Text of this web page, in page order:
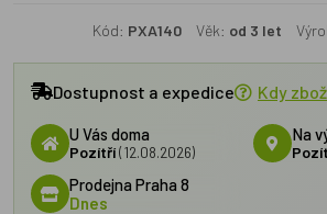
Kód: PXA140 Věk: od 3 let
Dostupnost a expedice Kdy
U Vás doma
Pozítří(12.08.2026)
Na
Prodejna Praha 8
Dnes